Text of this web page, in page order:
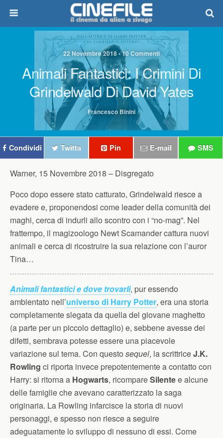
22 Novembre 2018 • 10 Commenti
Animali Fantastici: I Crimini Di
Grindelwald Di David Yates
Francesco Binini
Condividi Twitta Pin E-mail SMS
Warner, 15 Novembre 2018 – Disgregato
Poco dopo essere stato catturato, Grindelwald riesce a
evadere e, proponendosi come leader della comunità dei
maghi, cerca di indurli allo scontro con i “no-mag”. Nel
frattempo, il magizoologo Newt Scamander cattura nuovi
animali e cerca di ricostruire la sua relazione con l’auror
Tina…
Animali fantastici e dove trovarli, pur essendo
ambientato nell’universo di Harry Potter, era una storia
completamente slegata da quella del giovane maghetto
(a parte per un piccolo dettaglio) e, sebbene avesse dei
difetti, sembrava potesse essere una piacevole
variazione sul tema. Con questo sequel, la scrittriceJ.K.
Rowling ci riporta invece prepotentemente a contatto con
Harry: si ritorna a Hogwarts, ricompareSilentee alcune
delle famiglie che avevano caratterizzato la saga
originaria. La Rowling infarcisce la storia di nuovi
personaggi, e spesso non riesce a seguire
adeguatamente lo sviluppo di nessuno di essi. Come